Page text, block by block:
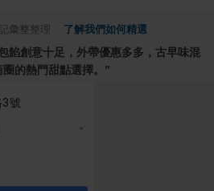
彙整整理 了解我們如何精選
餡創意十足，外帶優惠多多，古早味混
的熱門甜點選擇。 ”
3號